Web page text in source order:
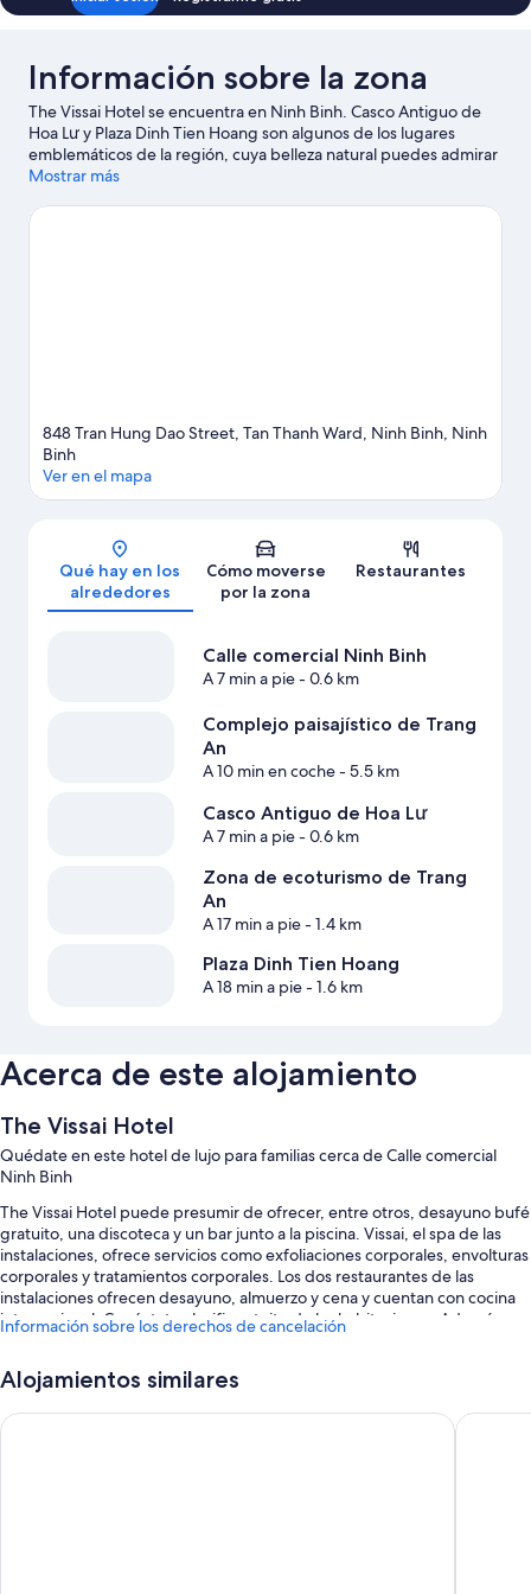
Información sobre la zona
The Vissai Hotel se encuentra en Ninh Binh. Casco Antiguo de
Hoa Lư y Plaza Dinh Tien Hoang son algunos de los lugares
emblemáticos de la región, cuya belleza natural puedes admirar
en Complejo paisajístico de Trang An y Reserva natural de Van
Mostrar más
848 Tran Hung Dao Street, Tan Thanh Ward, Ninh Binh, Ninh
Binh
Ver en el mapa
Qué hay en los
alrededores
Cómo moverse
por la zona
Restaurantes
Calle comercial Ninh Binh
A 7 min a pie- 0.6 km
Complejo paisajístico de Trang
An
A 10 min en coche- 5.5 km
Casco Antiguo de Hoa Lư
A 7 min a pie- 0.6 km
Zona de ecoturismo de Trang
An
A 17 min a pie- 1.4 km
Plaza Dinh Tien Hoang
A 18 min a pie- 1.6 km
Acerca de este alojamiento
The Vissai Hotel
Quédate en este hotel de lujo para familias cerca de Calle comercial
Ninh Binh
The Vissai Hotel puede presumir de ofrecer, entre otros, desayuno bufé
gratuito, una discoteca y un bar junto a la piscina. Vissai, el spa de las
instalaciones, ofrece servicios como exfoliaciones corporales, envolturas
corporales y tratamientos corporales. Los dos restaurantes de las
instalaciones ofrecen desayuno, almuerzo y cena y cuentan con cocina
internacional. Conéctate al wifi gratuito de las habitaciones. Además,
También podrás disfrutar de otros servicios, como:
Una piscina al aire libre y una piscina infantil, con tumbonas y
Información sobre los derechos de cancelación
Alojamientos similares
Hoang Son Peace Hotel Ninh